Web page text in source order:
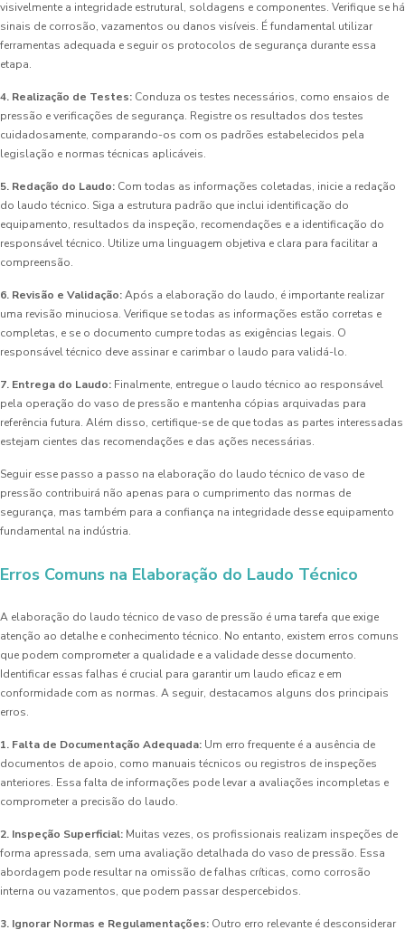
visivelmente a integridade estrutural, soldagens e componentes. Verifique se há
sinais de corrosão, vazamentos ou danos visíveis. É fundamental utilizar
ferramentas adequada e seguir os protocolos de segurança durante essa
etapa.
4. Realização de Testes: Conduza os testes necessários, como ensaios de
pressão e verificações de segurança. Registre os resultados dos testes
cuidadosamente, comparando-os com os padrões estabelecidos pela
legislação e normas técnicas aplicáveis.
5. Redação do Laudo: Com todas as informações coletadas, inicie a redação
do laudo técnico. Siga a estrutura padrão que inclui identificação do
equipamento, resultados da inspeção, recomendações e a identificação do
responsável técnico. Utilize uma linguagem objetiva e clara para facilitar a
compreensão.
6. Revisão e Validação:Após a elaboração do laudo, é importante realizar
uma revisão minuciosa. Verifique se todas as informações estão corretas e
completas, e se o documento cumpre todas as exigências legais. O
responsável técnico deve assinar e carimbar o laudo para validá-lo.
7. Entrega do Laudo: Finalmente, entregue o laudo técnico ao responsável
pela operação do vaso de pressão e mantenha cópias arquivadas para
referência futura. Além disso, certifique-se de que todas as partes interessadas
estejam cientes das recomendações e das ações necessárias.
Seguir esse passo a passo na elaboração do laudo técnico de vaso de
pressão contribuirá não apenas para o cumprimento das normas de
segurança, mas também para a confiança na integridade desse equipamento
fundamental na indústria.
Erros Comuns na Elaboração do Laudo Técnico
A elaboração do laudo técnico de vaso de pressão é uma tarefa que exige
atenção ao detalhe e conhecimento técnico. No entanto, existem erros comuns
que podem comprometer a qualidade e a validade desse documento.
Identificar essas falhas é crucial para garantir um laudo eficaz e em
conformidade com as normas. A seguir, destacamos alguns dos principais
erros.
1. Falta de Documentação Adequada: Um erro frequente é a ausência de
documentos de apoio, como manuais técnicos ou registros de inspeções
anteriores. Essa falta de informações pode levar a avaliações incompletas e
comprometer a precisão do laudo.
2. Inspeção Superficial: Muitas vezes, os profissionais realizam inspeções de
forma apressada, sem uma avaliação detalhada do vaso de pressão. Essa
abordagem pode resultar na omissão de falhas críticas, como corrosão
interna ou vazamentos, que podem passar despercebidos.
3. Ignorar Normas e Regulamentações: Outro erro relevante é desconsiderar